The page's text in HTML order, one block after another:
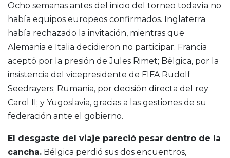
Ocho semanas antes del inicio del torneo todavía no
había equipos europeos confirmados. Inglaterra
había rechazado la invitación, mientras que
Alemania e Italia decidieron no participar. Francia
aceptó por la presión de Jules Rimet; Bélgica, por la
insistencia del vicepresidente de FIFA Rudolf
Seedrayers; Rumania, por decisión directa del rey
Carol II; y Yugoslavia, gracias a las gestiones de su
federación ante el gobierno.
El desgaste del viaje pareció pesar dentro de la
cancha. Bélgica perdió sus dos encuentros,